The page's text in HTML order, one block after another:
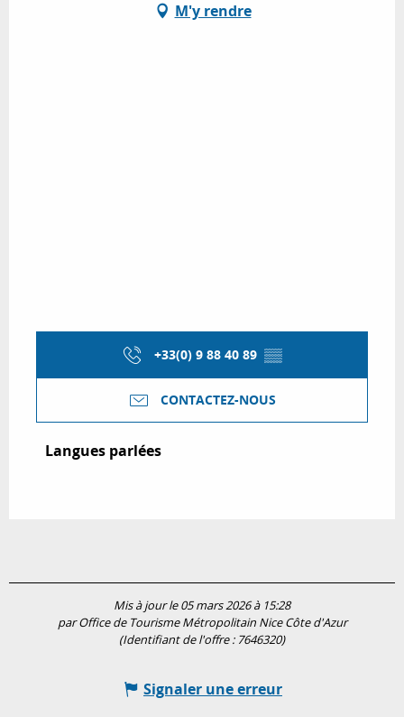
M'y rendre
+33(0) 9 88 40 89 ▒▒
CONTACTEZ-NOUS
Langues parlées
Langues parlées
Mis à jour le 05 mars 2026 à 15:28
par Office de Tourisme Métropolitain Nice Côte d'Azur
(Identifiant de l'offre : 7646320)
Signaler une erreur